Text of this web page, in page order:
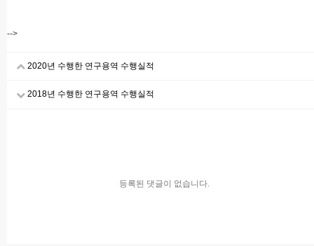
-->
2020년 수행한 연구용역 수행실적
2018년 수행한 연구용역 수행실적
등록된 댓글이 없습니다.